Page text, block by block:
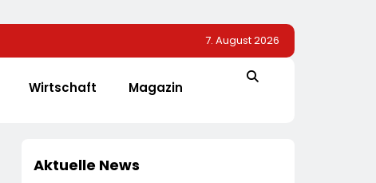
7. August 2026
Wirtschaft Magazin
Aktuelle News